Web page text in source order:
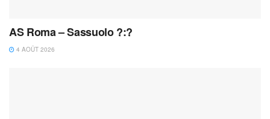
AS Roma – Sassuolo ?:?
4 AOÛT 2026